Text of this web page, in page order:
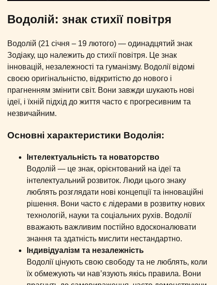
Водолій: знак стихії повітря
Водолій (21 січня – 19 лютого) — одинадцятий знак
Зодіаку, що належить до стихії повітря. Це знак
інновацій, незалежності та гуманізму. Водолії відомі
своєю оригінальністю, відкритістю до нового і
прагненням змінити світ. Вони завжди шукають нові
ідеї, і їхній підхід до життя часто є прогресивним та
незвичайним.
Основні характеристики Водолія:
Інтелектуальність та новаторство
Водолій — це знак, орієнтований на ідеї та
інтелектуальний розвиток. Люди цього знаку
люблять розглядати нові концепції та інноваційні
рішення. Вони часто є лідерами в розвитку нових
технологій, науки та соціальних рухів. Водолії
вважають важливим постійно вдосконалювати
знання та здатність мислити нестандартно.
Індивідуалізм та незалежність
Водолії цінують свою свободу та не люблять, коли
їх обмежують чи нав’язують якісь правила. Вони